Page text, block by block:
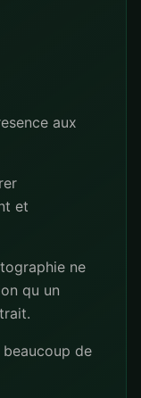
aux
et
ne
qu un
de